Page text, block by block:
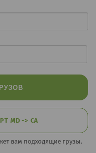
MD -> CA
вам подходящие грузы.